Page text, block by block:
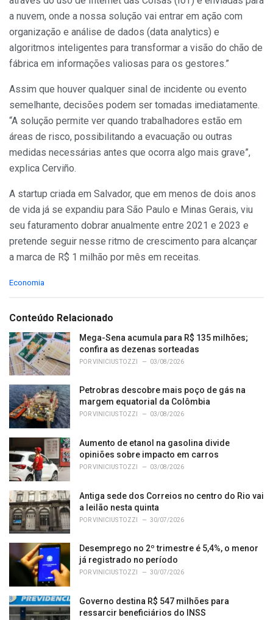
a nuvem, onde a nossa solução vai entrar em ação com
organização e análise de dados (data analytics) e
algoritmos inteligentes para transformar a visão do chão de
fábrica em informações valiosas para os gestores.”
Assim que houver qualquer sinal de incidente ou evento
semelhante, decisões podem ser tomadas imediatamente.
“A solução permite ver quando trabalhadores estão em
áreas de risco, possibilitando a evacuação ou outras
medidas necessárias antes que ocorra algo mais grave”,
explica Cerviño.
A startup criada em Salvador, que em menos de dois anos
de vida já se expandiu para São Paulo e Minas Gerais, viu
seu faturamento dobrar anualmente entre 2021 e 2023 e
pretende seguir nesse ritmo de crescimento para alcançar
a marca de R$ 1 milhão por mês em receitas.
C
e
o
r
i
e
:
Economia
Conteúdo Relacionado
Mega-Sena acumula para R$ 135 milhões;
confira as dezenas sorteadas
PORVINICIUS TOZZI 03/08/2026
Petrobras descobre mais poço de gás na
margem equatorial da Colômbia
PORVINICIUS TOZZI 03/08/2026
Aumento de etanol na gasolina divide
opiniões sobre impacto em carros
PORVINICIUS TOZZI 03/08/2026
Antiga sede dos Correios no centro do Rio vai
a leilão nesta quinta
PORVINICIUS TOZZI 30/07/2026
Desemprego no 2º trimestre é 5,4%, o menor
já registrado no período
PORVINICIUS TOZZI 30/07/2026
Governo destina R$ 547 milhões para
ressarcir beneficiários do INSS